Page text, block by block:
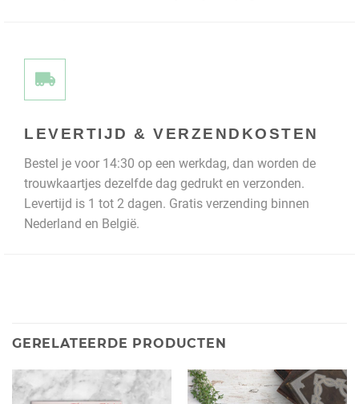
LEVERTIJD & VERZENDKOSTEN
Bestel je voor 14:30 op een werkdag, dan worden de
trouwkaartjes dezelfde dag gedrukt en verzonden.
Levertijd is 1 tot 2 dagen. Gratis verzending binnen
Nederland en België.
GERELATEERDE PRODUCTEN